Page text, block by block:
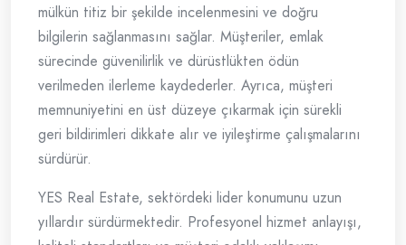
mülkün titiz bir şekilde incelenmesini ve doğru
bilgilerin sağlanmasını sağlar. Müşteriler, emlak
sürecinde güvenilirlik ve dürüstlükten ödün
verilmeden ilerleme kaydederler. Ayrıca, müşteri
memnuniyetini en üst düzeye çıkarmak için sürekli
geri bildirimleri dikkate alır ve iyileştirme çalışmalarını
sürdürür.
YES Real Estate, sektördeki lider konumunu uzun
yıllardır sürdürmektedir. Profesyonel hizmet anlayışı,